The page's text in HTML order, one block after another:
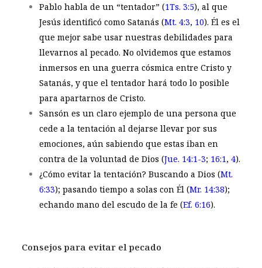
Pablo habla de un “tentador” (1Ts. 3:5), al que
Jesús identificó como Satanás (Mt. 4:3, 10). Él es el
que mejor sabe usar nuestras debilidades para
llevarnos al pecado. No olvidemos que estamos
inmersos en una guerra cósmica entre Cristo y
Satanás, y que el tentador hará todo lo posible
para apartarnos de Cristo.
Sansón es un claro ejemplo de una persona que
cede a la tentación al dejarse llevar por sus
emociones, aún sabiendo que estas iban en
contra de la voluntad de Dios (Jue. 14:1-3; 16:1, 4).
¿Cómo evitar la tentación? Buscando a Dios (Mt.
6:33); pasando tiempo a solas con Él (Mr. 14:38);
echando mano del escudo de la fe (Ef. 6:16).
Consejos para evitar el pecado